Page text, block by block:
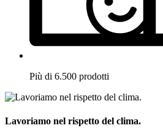
Più di 6.500 prodotti
Lavoriamo nel rispetto del clima.